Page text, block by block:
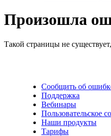
Произошла
Такой страницы не
Сообщить об
Поддержка
Вебинары
Пользовательское
Наши продукты
Тарифы